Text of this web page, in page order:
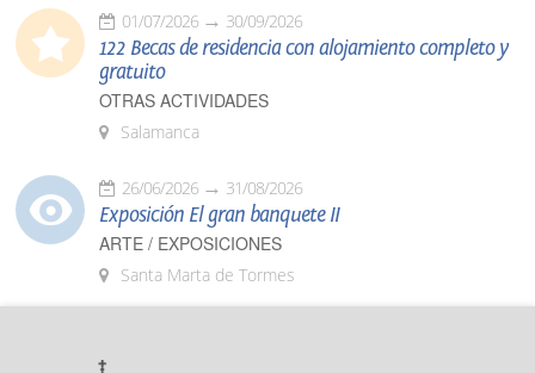
01/07/2026 30/09/2026
122 Becas de residencia con alojamiento completo y
gratuito
OTRAS ACTIVIDADES
Salamanca
26/06/2026 31/08/2026
Exposición El gran banquete II
ARTE / EXPOSICIONES
Santa Marta de Tormes